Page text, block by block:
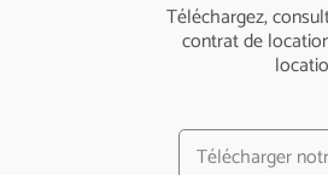
Téléchargez,
contrat de
Télécharger